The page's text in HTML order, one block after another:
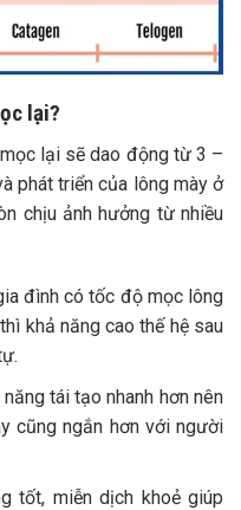
lại?
lại sẽ dao động từ 3 –
phát triển của lông mày ở
chịu ảnh hưởng từ nhiều
đình có tốc độ mọc lông
khả năng cao thế hệ sau
tái tạo nhanh hơn nên
cũng ngắn hơn với người
tốt, miễn dịch khoẻ giúp